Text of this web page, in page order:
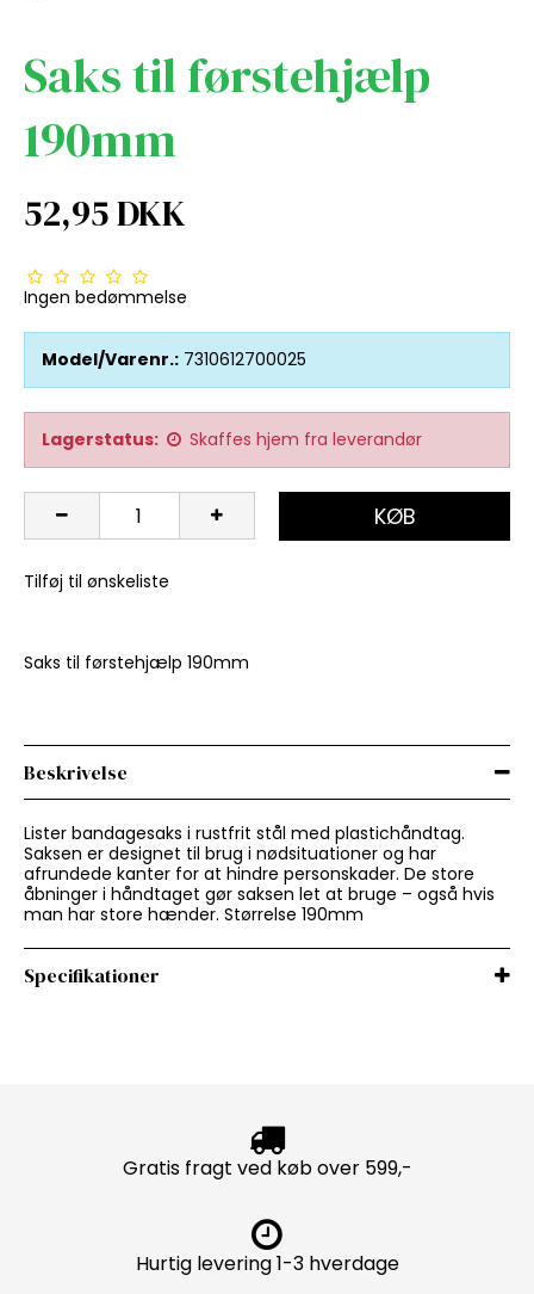
Saks til førstehjælp
190mm
52,95 DKK
Ingen bedømmelse
Model/Varenr.: 7310612700025
Lagerstatus: Skaffes hjem fra leverandør
KØB
Tilføj til ønskeliste
Saks til førstehjælp 190mm
Beskrivelse
Lister bandagesaks i rustfrit stål med plastichåndtag.
Saksen er designet til brug i nødsituationer og har
afrundede kanter for at hindre personskader. De store
åbninger i håndtaget gør saksen let at bruge – også hvis
man har store hænder. Størrelse 190mm
Specifikationer
Gratis fragt ved køb over 599,-
Hurtig levering 1-3 hverdage